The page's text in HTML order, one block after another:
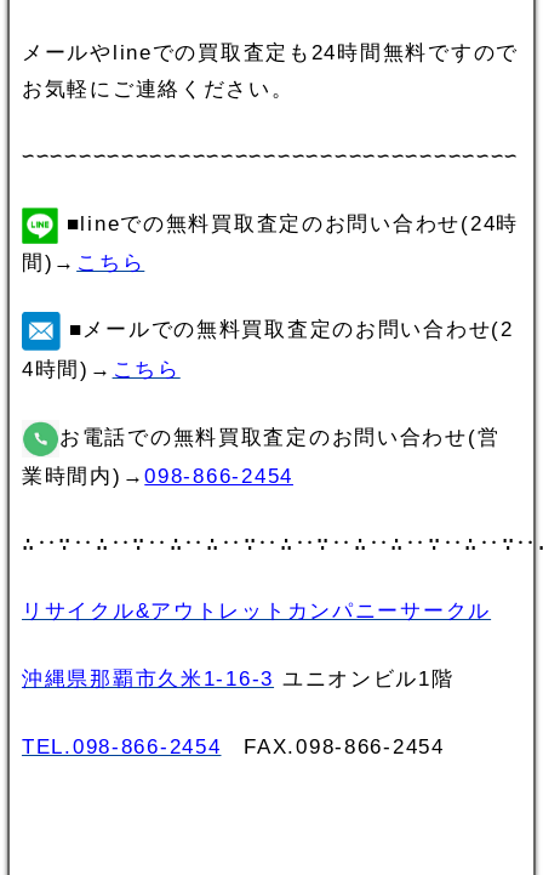
メールやlineでの買取査定も24時間無料ですので
お気軽にご連絡ください。
∽∽∽∽∽∽∽∽∽∽∽∽∽∽∽∽∽∽∽∽∽∽∽∽∽∽∽∽∽∽∽∽∽∽∽
■lineでの無料買取査定のお問い合わせ(24時
間)→ こちら
■メールでの無料買取査定のお問い合わせ(2
4時間)→ こちら
お電話での無料買取査定のお問い合わせ(営
業時間内)→098-866-2454
リサイクル&アウトレットカンパニーサークル
沖縄県那覇市久米1-16-3 ユニオンビル1階
TEL.098-866-2454 FAX.098‐866‐2454